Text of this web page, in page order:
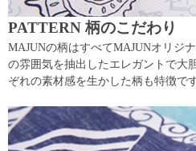
PATTERN 柄のこだわり
MAJUNの柄はすべてMAJUNオリジ
の雰囲気を抽出したエレガントで大
ぞれの素材感を生かした柄も特徴です